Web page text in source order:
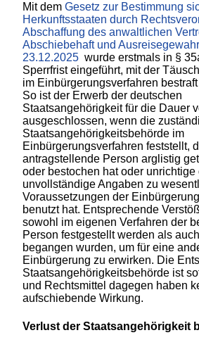
Mit demGesetz zur Bestimmung
Herkunftsstaaten durch
Abschaffung des anwaltlichen
Abschiebehaft und
23.12.2025 wurde erstmals in §
Sperrfrist eingeführt, mit der
im Einbürgerungsverfahren
So ist der Erwerb der deutschen
Staatsangehörigkeit für die Dauer
ausgeschlossen, wenn die
Staatsangehörigkeitsbehörde im
Einbürgerungsverfahren feststellt,
antragstellende Person arglistig
oder bestochen hat oder unrichtige
unvollständige Angaben zu
Voraussetzungen der
benutzt hat. Entsprechende
sowohl im eigenen Verfahren der
Person festgestellt werden als
begangen wurden, um für eine
Einbürgerung zu erwirken. Die
Staatsangehörigkeitsbehörde ist
und Rechtsmittel dagegen haben
aufschiebende Wirkung.
Verlust der Staatsangehörigkeit